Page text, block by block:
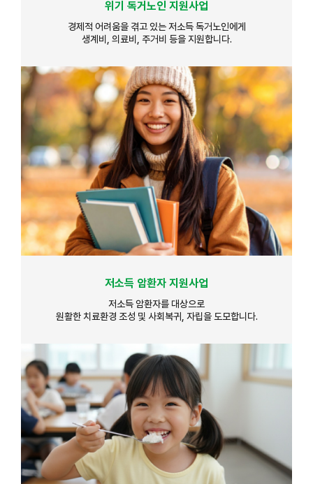
위기 독거노인 지원사업
경제적 어려움을 겪고 있는 저소득 독거노인에게
생계비, 의료비, 주거비 등을 지원합니다.
저소득 암환자 지원사업
저소득 암환자를 대상으로
원활한 치료환경 조성 및 사회복귀, 자립을 도모합니다.